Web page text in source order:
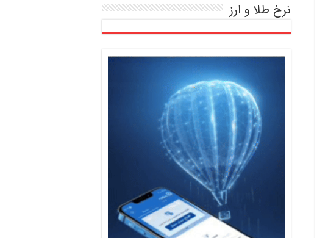
نرخ طلا و ارز